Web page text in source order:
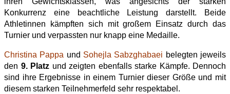
Konkurrenz eine beachtliche Leistung darstellt. Beide
Athletinnen kämpften sich mit großem Einsatz durch das
Turnier und verpassten nur knapp eine Medaille.
Christina Pappa und Sohejla Sabzghabaei belegten jeweils
den 9. Platz und zeigten ebenfalls starke Kämpfe. Dennoch
sind ihre Ergebnisse in einem Turnier dieser Größe und mit
diesem starken Teilnehmerfeld sehr respektabel.